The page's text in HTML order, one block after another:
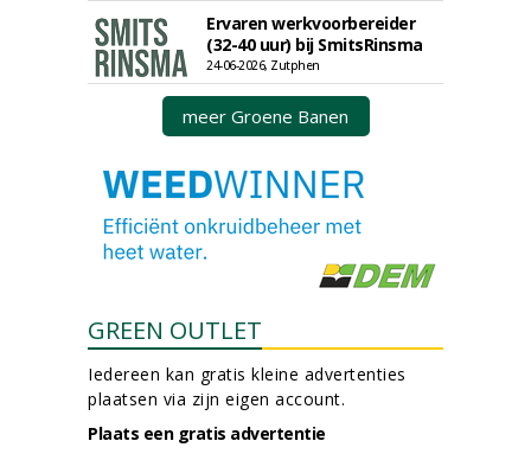
Ervaren werkvoorbereider
(32-40 uur) bij SmitsRinsma
24-06-2026, Zutphen
meer Groene Banen
GREEN OUTLET
Iedereen kan gratis kleine advertenties
plaatsen via zijn eigen account.
Plaats een gratis advertentie